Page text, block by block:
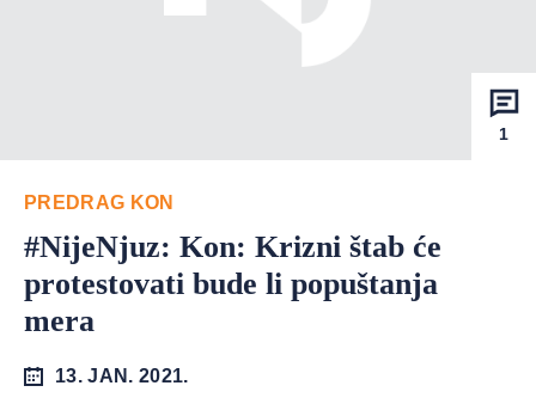
1
PREDRAG KON
#NijeNjuz: Kon: Krizni štab će
protestovati bude li popuštanja
mera
13. JAN. 2021.